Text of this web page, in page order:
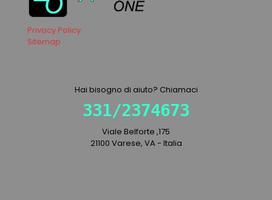
Privacy Policy
Sitemap
Hai bisogno di aiuto? Chiamaci
331/2374673
Viale Belforte ,175
21100 Varese, VA - Italia